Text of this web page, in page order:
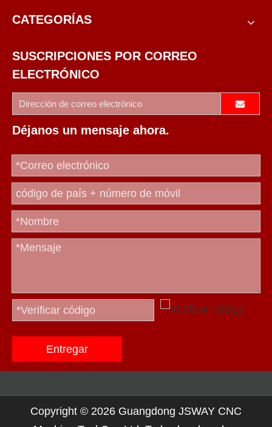
CATEGORÍAS
SUSCRIPCIONES POR CORREO
ELECTRÓNICO
Déjanos un mensaje ahora.
Entregar
Copyright © 2026 Guangdong JSWAY CNC